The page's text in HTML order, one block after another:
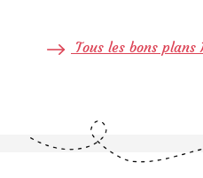
Tous les bons